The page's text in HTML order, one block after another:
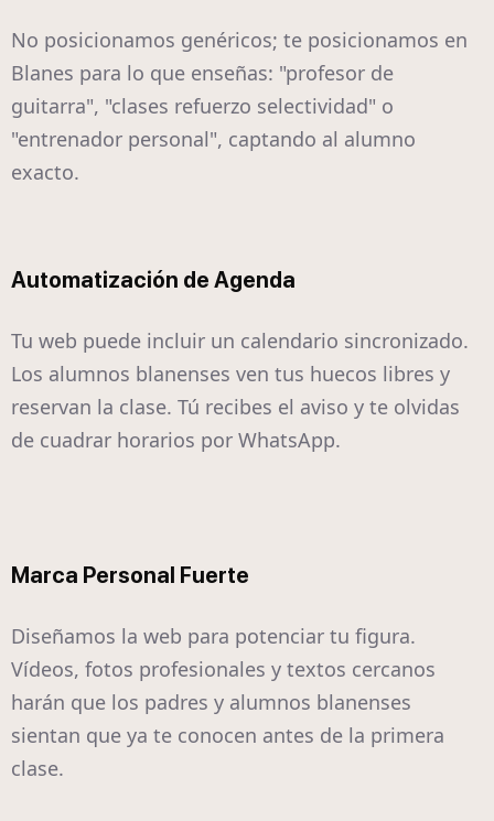
No posicionamos genéricos; te posicionamos en
Blanes para lo que enseñas: "profesor de
guitarra", "clases refuerzo selectividad" o
"entrenador personal", captando al alumno
exacto.
Automatización de Agenda
Tu web puede incluir un calendario sincronizado.
Los alumnos blanenses ven tus huecos libres y
reservan la clase. Tú recibes el aviso y te olvidas
de cuadrar horarios por WhatsApp.
Marca Personal Fuerte
Diseñamos la web para potenciar tu figura.
Vídeos, fotos profesionales y textos cercanos
harán que los padres y alumnos blanenses
sientan que ya te conocen antes de la primera
clase.